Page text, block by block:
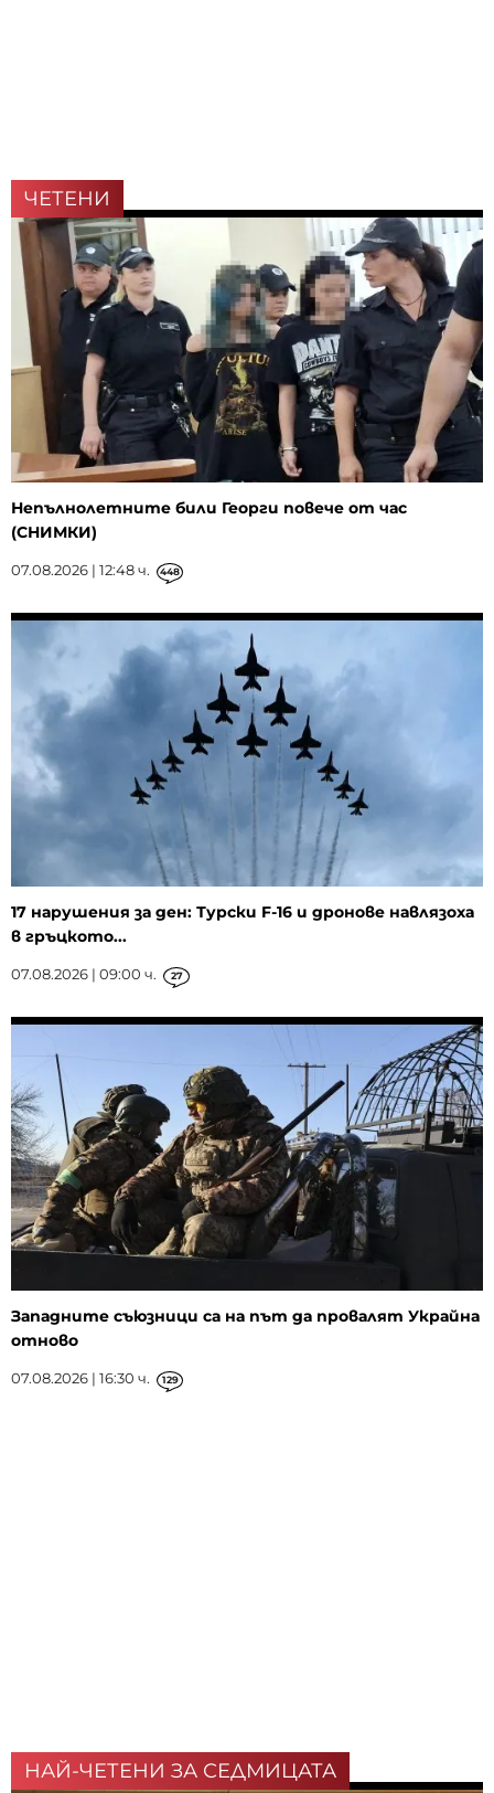
ЧЕТЕНИ
Непълнолетните били Георги повече от час
(СНИМКИ)
07.08.2026 | 12:48 ч. 448
17 нарушения за ден: Турски F-16 и дронове навлязоха
в гръцкото...
07.08.2026 | 09:00 ч. 27
Западните съюзници са на път да провалят Украйна
отново
07.08.2026 | 16:30 ч. 129
НАЙ-ЧЕТЕНИ ЗА СЕДМИЦАТА